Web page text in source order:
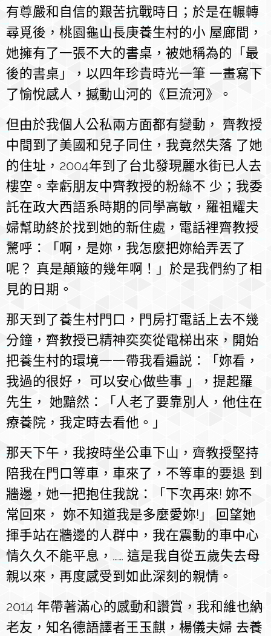
有尊嚴和自信的艱苦抗戰時日；於是在輾轉
尋覓後，桃園龜山長庚養生村的小 屋廊間，
她擁有了一張不大的書桌，被她稱為的「最
後的書桌」，以四年珍貴時光一筆 一畫寫下
了愉悅感人，撼動山河的《巨流河》。
但由於我個人公私兩方面都有變動， 齊教授
中間到了美國和兒子同住，我竟然失落 了她
的住址，2004年到了台北發現麗水街已人去
樓空。幸虧朋友中齊教授的粉絲不 少；我委
託在政大西語系時期的同學高敏，羅祖耀夫
婦幫助終於找到她的新住處，電話裡齊教授
驚呼：「啊，是妳，我怎麼把妳給弄丟了
呢？ 真是顛簸的幾年啊！」於是我們約了相
見的日期。
那天到了養生村門口，門房打電話上去不幾
分鐘，齊教授已精神奕奕從電梯出來，開始
把養生村的環境一一帶我看遍説：「妳看，
我過的很好， 可以安心做些事 」，提起羅
先生， 她黯然：「人老了要靠別人，他住在
療養院，我定時去看他。」
那天下午，我按時坐公車下山，齊教授堅持
陪我在門口等車，車來了，不等車的要退 到
牆邊，她一把抱住我說：「下次再來! 妳不
常回來， 妳不知道我是多麼愛妳!」 回望她
揮手站在牆邊的人群中，我在震動的車中心
情久久不能平息，…… 這是我自從五歲失去母
親以來，再度感受到如此深刻的親情。
2014 年帶著滿心的感動和讚賞，我和維也納
老友，知名德語譯者王玉麒，楊儀夫婦 去養